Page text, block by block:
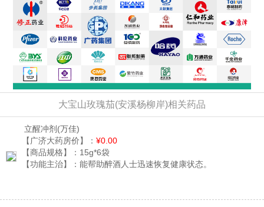
大宝山玫瑰茄(安溪杨柳岸)相关药品
立醒冲剂 (万佳)
【广济大药房价】： ¥0.00
【商品规格】： 15g*6袋
【功能主治】： 能帮助醉酒人士迅速恢复健康状态。